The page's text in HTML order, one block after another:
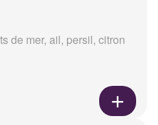
de mer, ail, persil, citron